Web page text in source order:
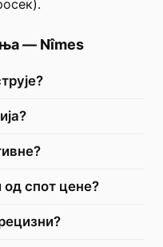
— Nîmes
од спот цене?